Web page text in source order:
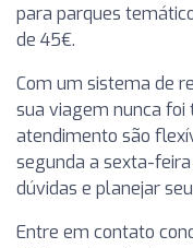
para parques
de 45€.
Com um sistema de
sua viagem nunca foi
atendimento são
segunda a sexta-
dúvidas e planejar
Entre em contato